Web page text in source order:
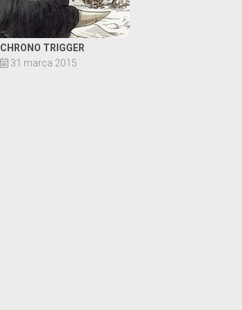
CHRONO TRIGGER
31 marca 2015